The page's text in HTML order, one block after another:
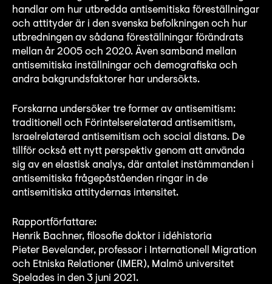
English
handlar om hur utbredda antisemitiska föreställningar
och attityder är i den svenska befolkningen och hur
utbredningen av sådana föreställningar förändrats
mellan år 2005 och 2020. Även samband mellan
antisemitiska inställningar och demografiska och
andra bakgrundsfaktorer har undersökts.
Forskarna undersöker tre former av antisemitism:
traditionell och Förintelserelaterad antisemitism,
Israelrelaterad antisemitism och social distans. De
tillför också ett nytt perspektiv genom att använda
sig av en elastisk analys, där antalet instämmanden i
antisemitiska frågepåståenden ringar in de
antisemitiska attitydernas intensitet.
Rapportförfattare:
Henrik Bachner, filosofie doktor i idéhistoria
Pieter Bevelander, professor i Internationell Migration
och Etniska Relationer (IMER), Malmö universitet
Spelades in den 3 juni 2021.